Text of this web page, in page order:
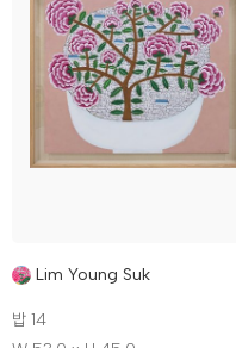
Lim Young Suk
밥 14